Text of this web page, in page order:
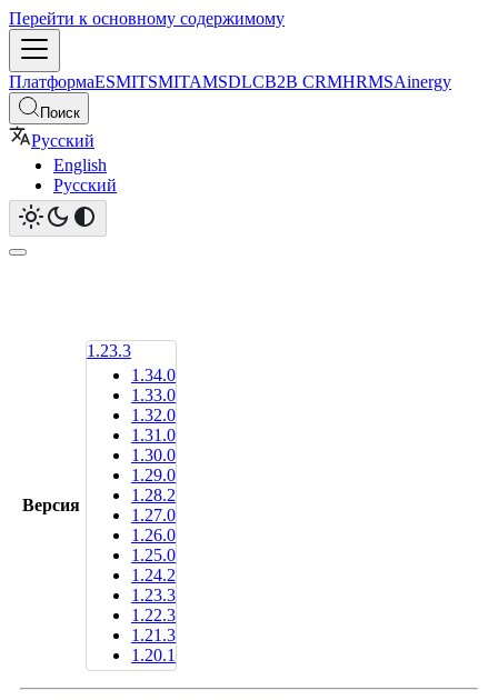
Перейти к основному содержимому
ПлатформаESMITSMITAMSDLCB2B CRMHRMSAinergy
Поиск
Русский
English
Русский
Версия
1.23.3
1.34.0
1.33.0
1.32.0
1.31.0
1.30.0
1.29.0
1.28.2
1.27.0
1.26.0
1.25.0
1.24.2
1.23.3
1.22.3
1.21.3
1.20.1